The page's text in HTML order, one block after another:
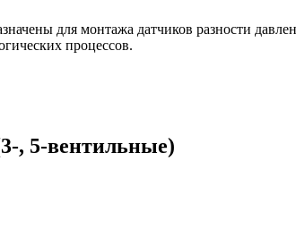
для монтажа датчиков разности
процессов.
, 5-вентильные)